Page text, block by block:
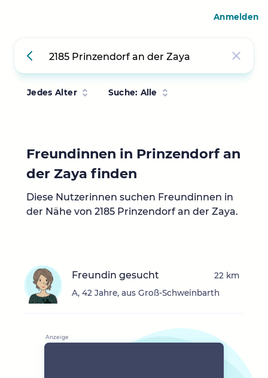
Jedes Alter Suche: Alle
Freundinnen in Prinzendorf an
der Zaya finden
Diese Nutzerinnen suchen Freundinnen in
der Nähe von 2185 Prinzendorf an der Zaya.
Freundin gesucht
A, 42 Jahre, aus Groß-Schweinbarth
22 km
Anmelden